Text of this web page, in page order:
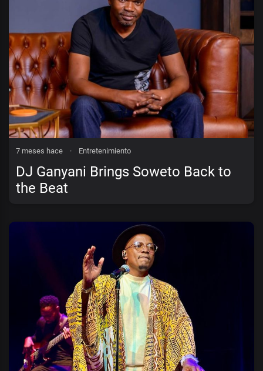
7 meses hace · Entretenimiento
DJ Ganyani Brings Soweto Back to
the Beat